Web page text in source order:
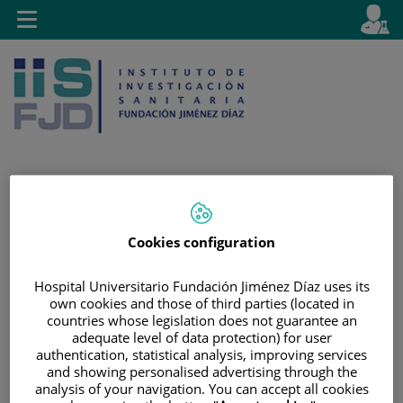
Saltar al contenido
activo
es
Toggle
navigation
Cookies configuration
Hospital Universitario Fundación Jiménez Díaz uses its
own cookies and those of third parties (located in
countries whose legislation does not guarantee an
adequate level of data protection) for user
authentication, statistical analysis, improving services
and showing personalised advertising through the
analysis of your navigation. You can accept all cookies